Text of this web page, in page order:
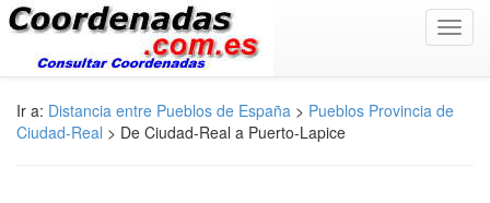
Ir a: Distancia entre Pueblos de España > Pueblos Provincia de
Ciudad-Real > De Ciudad-Real a Puerto-Lapice